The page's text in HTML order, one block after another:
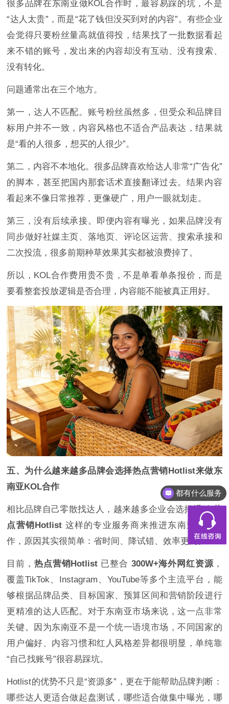
很多品牌在东南亚做KOL合作时，最容易踩的坑，不是
“达人太贵”，而是“花了钱但没买到对的内容”。有些企业
会觉得只要粉丝量高就值得投，结果找了一批数据看起
来不错的账号，发出来的内容却没有互动、没有搜索、
没有转化。
问题通常出在三个地方。
第一，达人不匹配。账号粉丝虽然多，但受众和品牌目
标用户并不一致，内容风格也不适合产品表达，结果就
是“看的人很多，想买的人很少”。
第二，内容不本地化。很多品牌喜欢给达人非常“广告化”
的脚本，甚至把国内那套话术直接翻译过去。结果内容
看起来不像日常推荐，更像硬广，用户一眼就划走。
第三，没有后续承接。即便内容有曝光，如果品牌没有
同步做好社媒主页、落地页、评论区运营、搜索承接和
二次投流，很多前期种草效果其实都被浪费掉了。
所以，KOL合作费用贵不贵，不是单看单条报价，而是
要看整套投放逻辑是否合理，内容能不能被真正用好。
五、为什么越来越多品牌会选择热点营销Hotlist来做东
南亚KOL合作
相比品牌自己零散找达人，越来越多企业会选择通过热
点营销Hotlist 这样的专业服务商来推进东南亚KOL合
作，原因其实很简单：省时间、降试错、效率更高。
目前， 热点营销Hotlist 已整合 300W+海外网红资源，
覆盖TikTok、Instagram、YouTube等多个主流平台，能
够根据品牌品类、目标国家、预算区间和营销阶段进行
更精准的达人匹配。对于东南亚市场来说，这一点非常
关键。因为东南亚不是一个统一语境市场，不同国家的
用户偏好、内容习惯和红人风格差异都很明显，单纯靠
“自己找账号”很容易踩坑。
Hotlist的优势不只是“资源多”，更在于能帮助品牌判断：
哪些达人更适合做起盘测试，哪些适合做集中曝光，哪
都有什么服务